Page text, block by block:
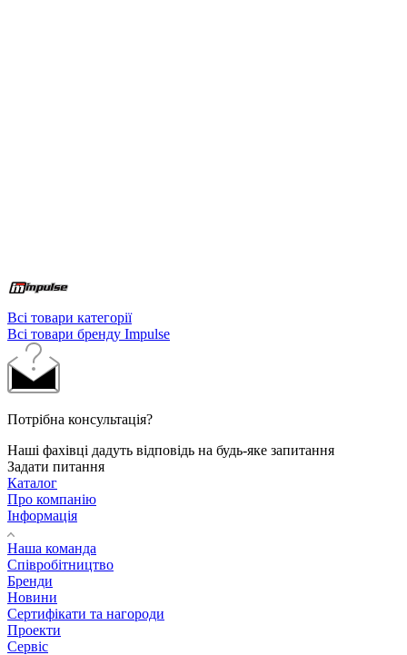
Всі товари категорії
Всі товари бренду Impulse
Потрібна консультація?
Наші фахівці дадуть відповідь на будь-яке запитання
Задати питання
Каталог
Про компанію
Інформація
Наша команда
Співробітництво
Бренди
Новини
Сертифікати та нагороди
Проекти
Сервіс